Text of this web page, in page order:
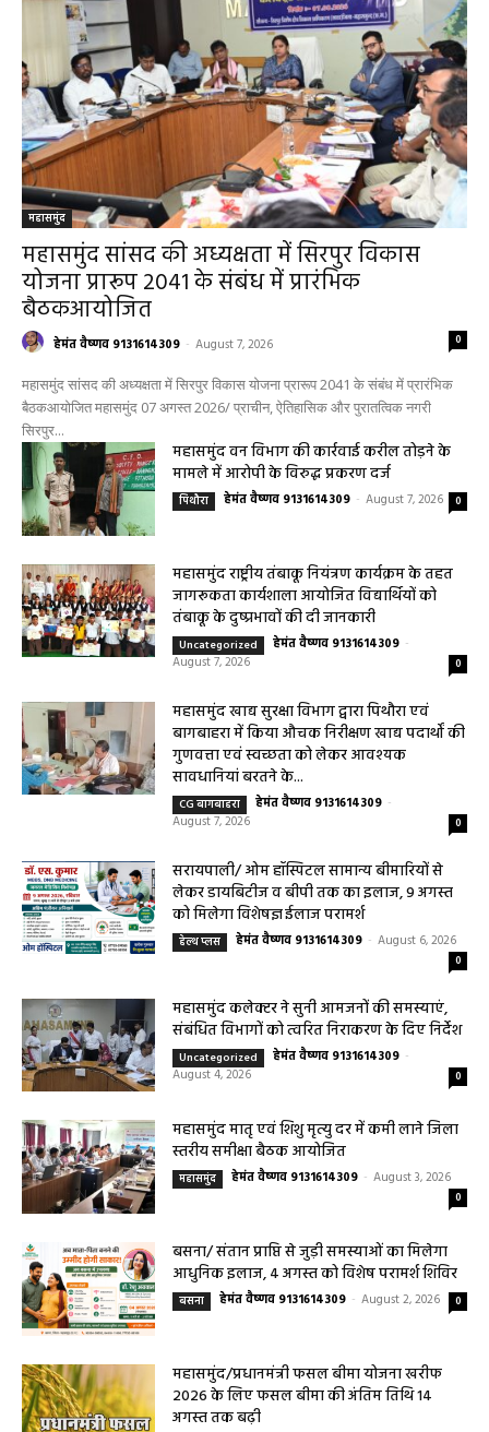
महासमुंद
महासमुंद सांसद की अध्यक्षता में सिरपुर विकास
योजना प्रारूप 2041 के संबंध में प्रारंभिक
बैठकआयोजित
हेमंत वैष्णव 9131614309 - August 7, 2026 0
महासमुंद सांसद की अध्यक्षता में सिरपुर विकास योजना प्रारूप 2041 के संबंध में प्रारंभिक
बैठकआयोजित महासमुंद 07 अगस्त 2026/ प्राचीन, ऐतिहासिक और पुरातत्विक नगरी
सिरपुर...
महासमुंद वन विभाग की कार्रवाई करील तोड़ने के
मामले में आरोपी के विरुद्ध प्रकरण दर्ज
पिथौरा हेमंत वैष्णव 9131614309 - August 7, 2026 0
महासमुंद राष्ट्रीय तंबाकू नियंत्रण कार्यक्रम के तहत
जागरूकता कार्यशाला आयोजित विद्यार्थियों को
तंबाकू के दुष्प्रभावों की दी जानकारी
Uncategorized हेमंत वैष्णव 9131614309 -
August 7, 2026
0
महासमुंद खाद्य सुरक्षा विभाग द्वारा पिथौरा एवं
बागबाहरा में किया औचक निरीक्षण खाद्य पदार्थों की
गुणवत्ता एवं स्वच्छता को लेकर आवश्यक
सावधानियां बरतने के...
CG बागबाहरा हेमंत वैष्णव 9131614309 -
August 7, 2026
0
सरायपाली/ ओम हॉस्पिटल सामान्य बीमारियों से
लेकर डायबिटीज व बीपी तक का इलाज, 9 अगस्त
को मिलेगा विशेषज्ञ ईलाज परामर्श
हेल्थ प्लस हेमंत वैष्णव 9131614309 - August 6, 2026
0
महासमुंद कलेक्टर ने सुनी आमजनों की समस्याएं,
संबंधित विभागों को त्वरित निराकरण के दिए निर्देश
Uncategorized हेमंत वैष्णव 9131614309 -
August 4, 2026
0
महासमुंद मातृ एवं शिशु मृत्यु दर में कमी लाने जिला
स्तरीय समीक्षा बैठक आयोजित
महासमुंद हेमंत वैष्णव 9131614309 - August 3, 2026
0
बसना/ संतान प्राप्ति से जुड़ी समस्याओं का मिलेगा
आधुनिक इलाज, 4 अगस्त को विशेष परामर्श शिविर
बसना हेमंत वैष्णव 9131614309 - August 2, 2026 0
महासमुंद/प्रधानमंत्री फसल बीमा योजना खरीफ
2026 के लिए फसल बीमा की अंतिम तिथि 14
अगस्त तक बढ़ी